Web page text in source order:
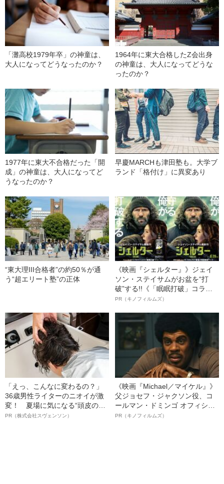
「灘高校1979年卒」の神童は、
大人になってどうなったのか？
1964年に東大合格したZ会出身
の神童は、大人になってどうな
ったのか？
1977年に東大不合格だった「開
成」の神童は、大人になってど
うなったのか？
早慶MARCHも津田塾も。大学ブ
ランド「格付け」に異変あり
“東大理III合格者”の約50％が通
う“超エリート塾”の正体
《映画『シェルター』》ジェイ
ソン・ステイサムがお盆を“打
破”する!!《「眠眠打破」コラ
ボ》
PR（キノフィルムズ）
「えっ、こんなに変わるの？」
36歳男性ライターのニオイが激
変！ 夏場に気になる“頭皮のニ
オイ”や“ベタつき”を解消す
PR（株式会社スヴェンソン）
《映画『Michael／マイケル』》
父ジョセフ・ジャクソン役、コ
ールマン・ドミンゴ オフィシャ
ルインタビュー“観客を魅了した
PR（キノフィルムズ）